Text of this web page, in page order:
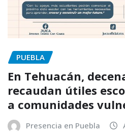
PUEBLA
En Tehuacán,
recaudan útiles
a comunidades
Presencia en Puebla